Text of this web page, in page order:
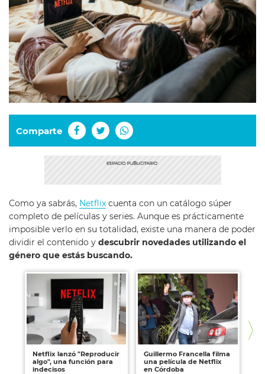
Comparte
Como ya sabrás, Netflix cuenta con un catálogo súper
completo de películas y series. Aunque es prácticamente
imposible verlo en su totalidad, existe una manera de poder
dividir el contenido y descubrir novedades utilizando el
género que estás buscando.
Netflix lanzó "Reproducir
algo", una función para
indecisos
Guillermo Francella filma
una película de Netflix
en Córdoba